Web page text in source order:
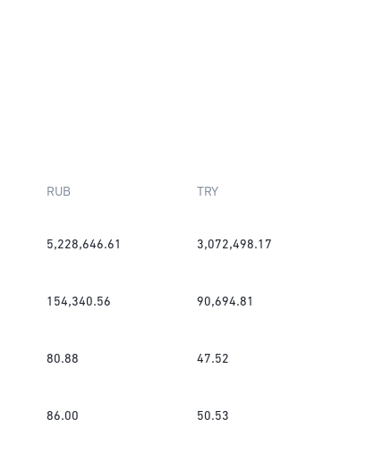
RUB TRY
5,228,646.61 3,072,498.17
154,340.56 90,694.81
80.88 47.52
86.00 50.53